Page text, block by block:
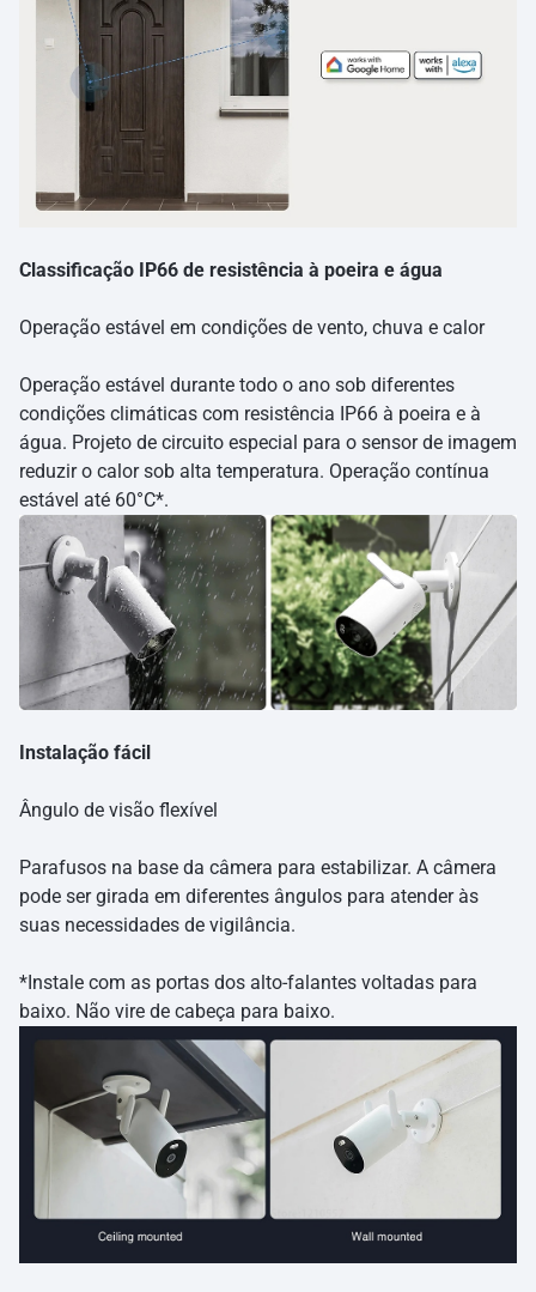
Classificação IP66 de resistência à poeira e água
Operação estável em condições de vento, chuva e calor
Operação estável durante todo o ano sob diferentes
condições climáticas com resistência IP66 à poeira e à
água. Projeto de circuito especial para o sensor de imagem
reduzir o calor sob alta temperatura. Operação contínua
estável até 60°C*.
Instalação fácil
Ângulo de visão flexível
Parafusos na base da câmera para estabilizar. A câmera
pode ser girada em diferentes ângulos para atender às
suas necessidades de vigilância.
*Instale com as portas dos alto-falantes voltadas para
baixo. Não vire de cabeça para baixo.